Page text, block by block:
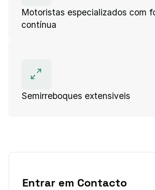
Motoristas especializados com
contínua
Semirreboques extensiveis
Entrar em Contacto